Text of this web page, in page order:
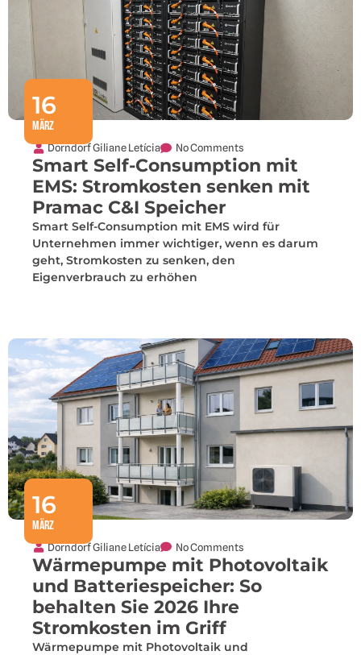
16
März
Dorndorf Giliane Letícia No Comments
Smart Self-Consumption mit
EMS: Stromkosten senken mit
Pramac C&I Speicher
Smart Self-Consumption mit EMS wird für
Unternehmen immer wichtiger, wenn es darum
geht, Stromkosten zu senken, den
Eigenverbrauch zu erhöhen
16
März
Dorndorf Giliane Letícia No Comments
Wärmepumpe mit Photovoltaik
und Batteriespeicher: So
behalten Sie 2026 Ihre
Stromkosten im Griff
Wärmepumpe mit Photovoltaik und